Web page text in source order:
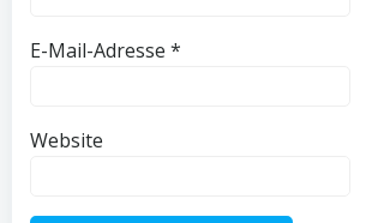
E-Mail-Adresse *
Website